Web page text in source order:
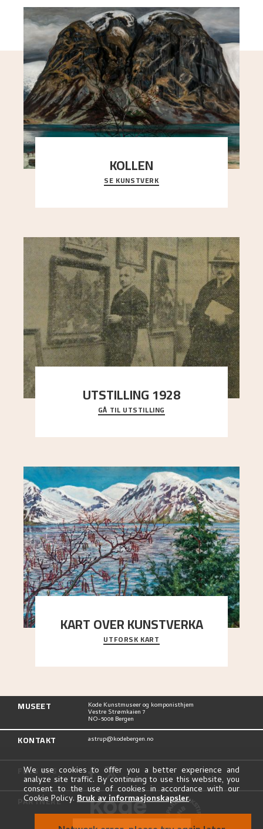
KOLLEN
Et ruvende fjell dominerer bildeflaten, og står i
sterk kontrast til det spinkle rognetreet ute
SE KUNSTVERK
UTSTILLING 1928
Då Astrup døydde i 1928, tok vennene Moritz
Kaland og Simon Thorbjørnsen initiativ til å
GÅ TIL UTSTILLING
KART OVER KUNSTVERKA
Utforsk stedene og utsiktene i Astrups malerier
UTFORSK KART
MUSEET Kode Kunstmuseer og komponisthjem
Vestre Strømkaien 7
NO-5008 Bergen
KONTAKT astrup@kodebergen.no
FØLG OSS
PARTNERE
We use cookies to offer you a better experience and
analyze site traffic. By continuing to use this website, you
consent to the use of cookies in accordance with our
Cookie Policy. Bruk av informasjonskapsler.